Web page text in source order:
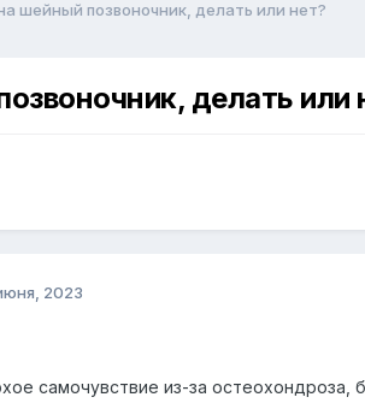
шейный позвоночник, делать или нет?
делать или
2023
самочувствие из-за остеохондроза,